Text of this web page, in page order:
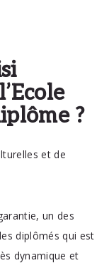
?
et de
un des
diplômés qui est
dynamique et